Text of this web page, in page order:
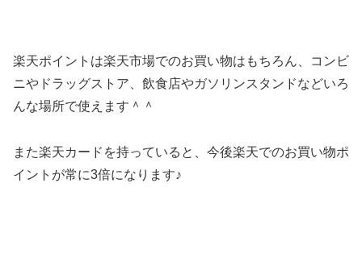
楽天ポイントは楽天市場でのお買い物はもちろん、コンビ
ニやドラッグストア、飲食店やガソリンスタンドなどいろ
んな場所で使えます＾＾
また楽天カードを持っていると、今後楽天でのお買い物ポ
イントが常に3倍になります♪